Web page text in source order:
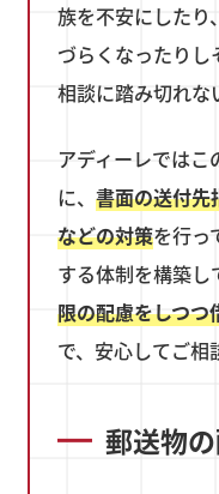
族を不安にしたり
づらくなったり
相談に踏み切れな
アディーレでは
に、書面の送付先
などの対策を行っ
する体制を構築し
限の配慮をしつつ
で、安心してご相
郵送物